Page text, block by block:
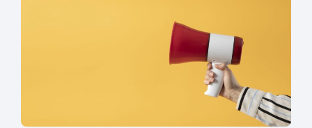
1. siječnja 2025. godine više ne mogu podnositi novi
zahtjevi za izdavanje privremenih rješenja, dok već izdana